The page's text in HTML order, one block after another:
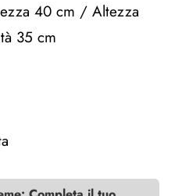
40 cm / Altezza
35 cm